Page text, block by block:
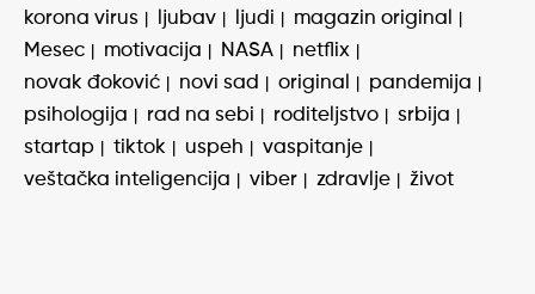
korona virus
ljubav ljudi
magazin original
Mesec
motivacija NASA
netflix
novak đoković
novi sad original
pandemija
psihologija
rad na sebi roditeljstvo
srbija
startap
tiktok uspeh
vaspitanje
veštačka inteligencija
viber zdravlje život